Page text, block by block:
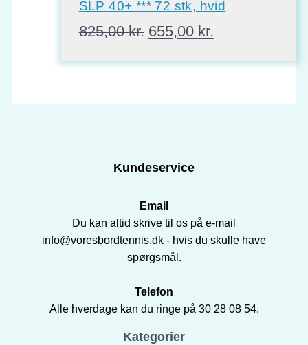
SLP 40+ *** 72 stk, hvid
825,00kr. Den
pris
655,00 kr.
pris
Kundeservice
Email
Du kan altid skrive til os på e-mail
info@voresbordtennis.dk - hvis du skulle have
spørgsmål.
Telefon
Alle hverdage kan du ringe på 30 28 08 54.
Kategorier